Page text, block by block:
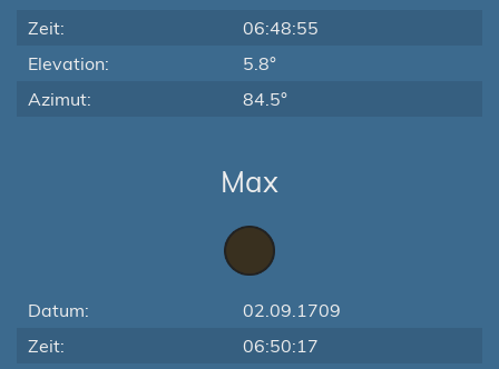
Zeit:
06:48:55
Elevation:
5.8°
Azimut:
84.5°
Max
Datum:
02.09.1709
Zeit:
06:50:17